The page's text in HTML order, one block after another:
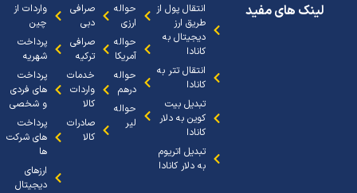
لینک های مفید
انتقال پول از
طریق ارز
دیجیتال به
انتقال تتر به
کانادا
تبدیل بیت
کوین به دلار
تبدیل اتریوم
به دلار کانادا
حواله
ارزی
حواله
آمریکا
حواله
درهم
حواله
لیر
صرافی
دبی
صرافی
ترکیه
خدمات
واردات
کالا
صادرات
واردات از
چین
پرداخت
شهریه
پرداخت
های فردی
و شخصی
پرداخت
های شرکت
ارزهای
دیجیتال